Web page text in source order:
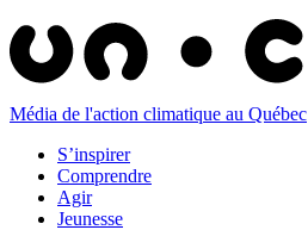
Média de l'action climatique au Québec
S’inspirer
Comprendre
Agir
Jeunesse